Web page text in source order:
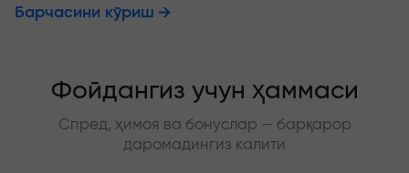
Барчасини кўриш
Фойдангиз учун ҳаммаси
Спред, ҳимоя ва бонуслар — барқарор
даромадингиз калити